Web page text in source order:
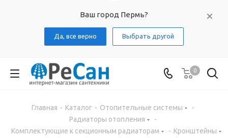
Ваш город Пермь?
Да, все верно Выбрать другой
0
Главная - Каталог - Отопительные системы
-
Радиаторы отопления
-
Комплектующие к секционным радиаторам
- Кронштейны